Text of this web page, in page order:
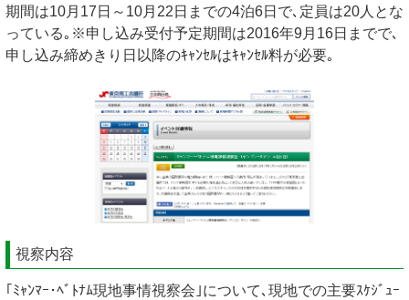
期間は10月17日～10月22日までの4泊6日で､定員は20人とな
っている｡※申し込み受付予定期間は2016年9月16日までで､
申し込み締めきり日以降のｷｬﾝｾﾙはｷｬﾝｾﾙ料が必要｡
視察内容
｢ﾐｬﾝﾏｰ･ﾍﾞﾄﾅﾑ現地事情視察会｣について､現地での主要ｽｹｼﾞｭｰ